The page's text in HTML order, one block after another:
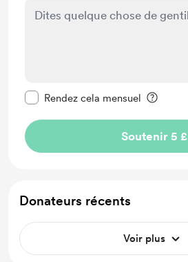
Rendez cela mensuel
Soutenir 5 £
Donateurs récents
Voir plus